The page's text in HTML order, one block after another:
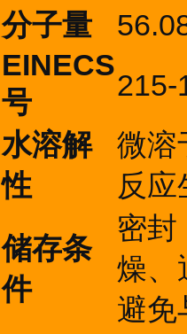
分子量
EINECS
号
215-
水溶解
性
微溶
反应
储存条
件
密封
燥、
避免